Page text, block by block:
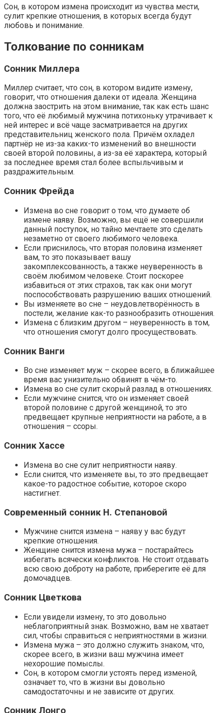
Сон, в котором измена происходит из чувства мести,
сулит крепкие отношения, в которых всегда будут
любовь и понимание.
Толкование по сонникам
Сонник Миллера
Миллер считает, что сон, в котором видите измену,
говорит, что отношения далеки от идеала. Женщина
должна заострить на этом внимание, так как есть шанс
того, что её любимый мужчина потихоньку утрачивает к
ней интерес и всё чаще засматривается на других
представительниц женского пола. Причём охладел
партнёр не из-за каких-то изменений во внешности
своей второй половины, а из-за её характера, который
за последнее время стал более вспыльчивым и
раздражительным.
Сонник Фрейда
Измена во сне говорит о том, что думаете об
измене наяву. Возможно, вы ещё не совершили
данный поступок, но тайно мечтаете это сделать
незаметно от своего любимого человека.
Если приснилось, что вторая половина изменяет
вам, то это показывает вашу
закомплексованность, а также неуверенность в
своём любимом человеке. Стоит поскорее
избавиться от этих страхов, так как они могут
поспособствовать разрушению ваших отношений.
Вы изменяете во сне – неудовлетворённость в
постели, желание как-то разнообразить отношения.
Измена с близким другом – неуверенность в том,
что отношения смогут долго просуществовать.
Сонник Ванги
Во сне изменяет муж – скорее всего, в ближайшее
время вас унизительно обвинят в чём-то.
Измена во сне сулит скорый разлад в отношениях.
Если мужчине снится, что он изменяет своей
второй половине с другой женщиной, то это
предвещает крупные неприятности на работе, а в
отношения – ссоры.
Сонник Хассе
Измена во сне сулит неприятности наяву.
Если снится, что изменяете вы, то это предвещает
какое-то радостное событие, которое скоро
настигнет.
Современный сонник Н. Степановой
Мужчине снится измена – наяву у вас будут
крепкие отношения.
Женщине снится измена мужа – постарайтесь
избегать всячески конфликтов. Не стоит отдавать
всю свою доброту на работе, приберегите её для
домочадцев.
Сонник Цветкова
Если увидели измену, то это довольно
неблагоприятный знак. Возможно, вам не хватает
сил, чтобы справиться с неприятностями в жизни.
Измена мужа – это должно служить знаком, что,
скорее всего, в жизни ваш мужчина имеет
нехорошие помыслы.
Сон, в котором смогли устоять перед изменой,
означает то, что в жизни вы довольно
самодостаточны и не зависите от других.
Сонник Лонго